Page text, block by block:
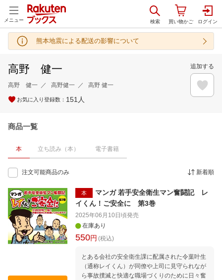
メニュー
熊本地震による配送の影響について
高野 健一
高野 健一 高野健一 高野 健一
お気に入り登録数： 151 人
追加する
商品一覧
本 立ち読み（本） 電子書籍
注文可能商品のみ 新着順
本
マンガ 若手安全衛生マン奮闘記 レ
イくん！ご安全に 第3巻
2025年06月10日頃発売
在庫あり
550円 (税込)
とある会社の安全衛生課に配属された令葉叶生
（通称レイくん）が同僚や上司に見守られなが
ら事故撲滅と快適な職場づくりのために日々奮